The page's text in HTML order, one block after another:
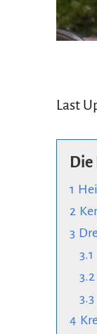
Last
1
2
3
3.1
3.2
3.3
4